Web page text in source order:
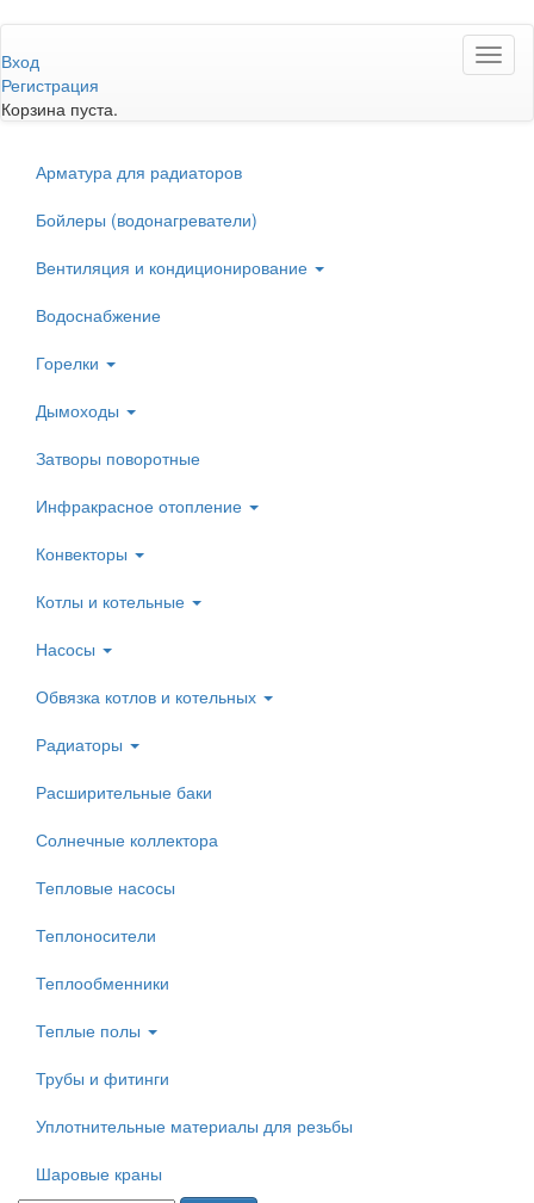
к
основному
содержанию
Вход
Регистрация
Корзина пуста.
Арматура для радиаторов
Бойлеры (водонагреватели)
Вентиляция и кондиционирование
Водоснабжение
Горелки
Дымоходы
Затворы поворотные
Инфракрасное отопление
Конвекторы
Котлы и котельные
Насосы
Обвязка котлов и котельных
Радиаторы
Расширительные баки
Солнечные коллектора
Тепловые насосы
Теплоносители
Теплообменники
Теплые полы
Трубы и фитинги
Уплотнительные материалы для резьбы
Шаровые краны